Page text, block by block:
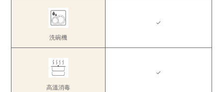
洗碗機
✓
高溫消毒
✓